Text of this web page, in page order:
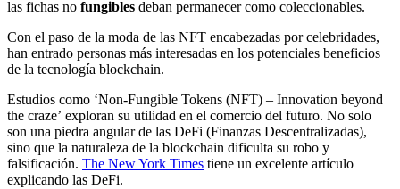
las fichas no fungibles deban permanecer como coleccionables.
Con el paso de la moda de las NFT encabezadas por celebridades,
han entrado personas más interesadas en los potenciales beneficios
de la tecnología blockchain.
Estudios como ‘Non-Fungible Tokens (NFT) – Innovation beyond
the craze’ exploran su utilidad en el comercio del futuro. No solo
son una piedra angular de las DeFi (Finanzas Descentralizadas),
sino que la naturaleza de la blockchain dificulta su robo y
falsificación. The New York Times tiene un excelente artículo
explicando las DeFi.